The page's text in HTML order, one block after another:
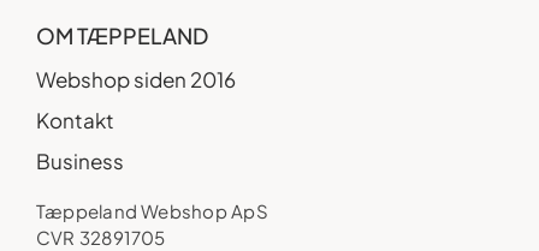
OM TÆPPELAND
Webshop siden 2016
Kontakt
Business
Tæppeland Webshop ApS
CVR 32891705